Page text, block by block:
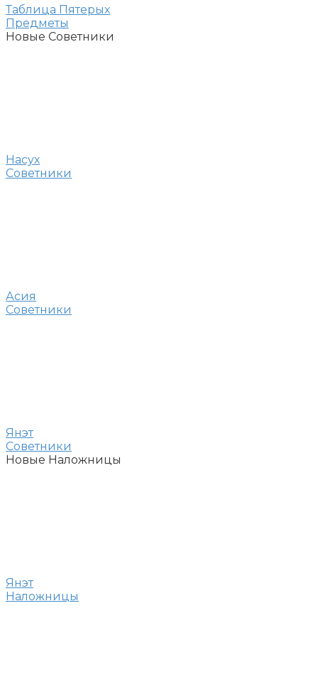
Таблица Пятерых
Предметы
Новые Советники
Насух
Советники
Асия
Советники
Янэт
Советники
Новые Наложницы
Янэт
Наложницы